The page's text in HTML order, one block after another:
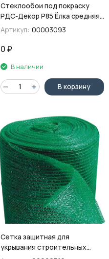
Стеклообои под покраску
РДС-Декор Р85 Ёлка средняя,
1х50 м
Артикул: 00003093
0 ₽
В наличии
В корзину
Сетка защитная для
укрывания строительных
лесов TD Stels, 3х50м,